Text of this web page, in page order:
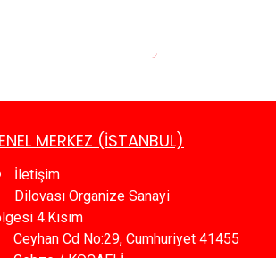
MERKEZ (İSTANBUL)
İletişim
Dilovası Organize Sanayi
4.Kısım
Cd No:29, Cumhuriyet 41455